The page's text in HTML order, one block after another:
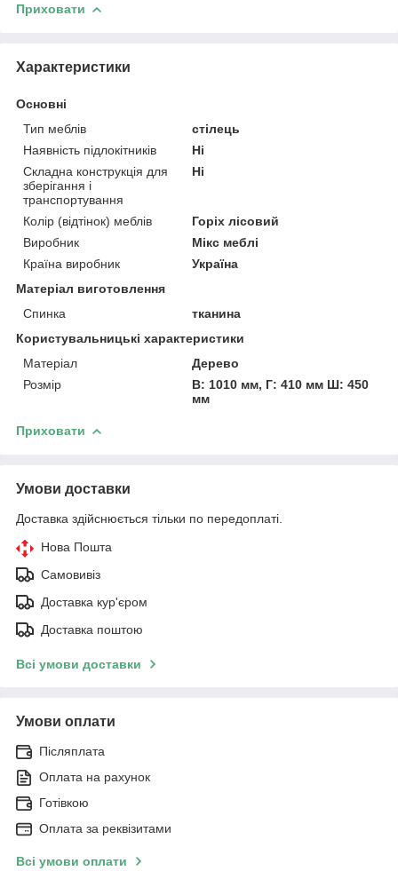
Приховати
Характеристики
Основні
Тип меблів
стілець
Наявність підлокітників
Ні
Складна конструкція для
зберігання і
транспортування
Ні
Колір (відтінок) меблів
Горіх лісовий
Виробник
Мікс меблі
Країна виробник
Україна
Матеріал виготовлення
Спинка
тканина
Користувальницькі характеристики
Матеріал
Дерево
Розмір
В: 1010 мм, Г: 410 мм Ш: 450
мм
Приховати
Умови доставки
Доставка здійснюється тільки по передоплаті.
Нова Пошта
Самовивіз
Доставка кур'єром
Доставка поштою
Всі умови доставки
Умови оплати
Післяплата
Оплата на рахунок
Готівкою
Оплата за реквізитами
Всі умови оплати